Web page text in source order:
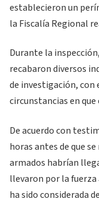
establecieron un
la Fiscalía Regional
Durante la
recabaron diversos
de investigación,
circunstancias en
De acuerdo con
horas antes de que
armados habrían
llevaron por la fuerza
ha sido considerada